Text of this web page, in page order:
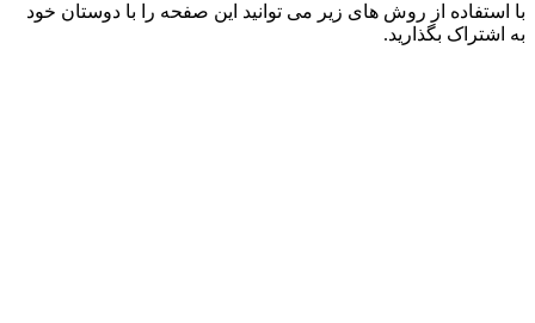
با استفاده از روش های زیر می توانید این صفحه را با دوستان خود
به اشتراک بگذارید.